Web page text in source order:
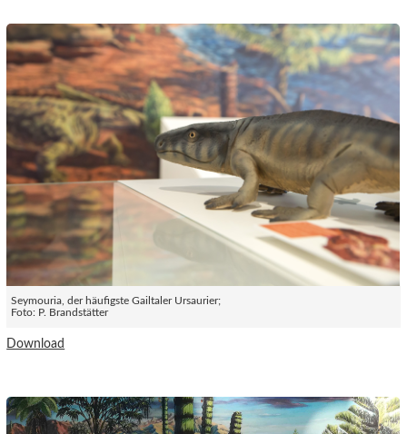
Seymouria, der häufigste Gailtaler Ursaurier;
Foto: P. Brandstätter
Download